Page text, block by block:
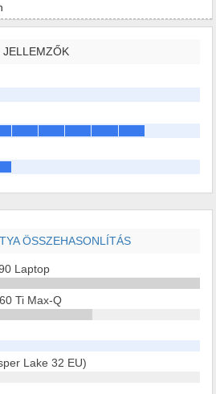
JELLEMZŐK
ÖSSZEHASONLÍTÁS
Laptop
Ti Max-Q
Lake 32 EU)